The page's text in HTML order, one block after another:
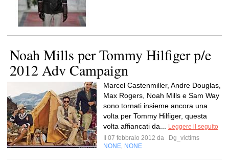
Noah Mills per Tommy Hilfiger p/e
2012 Adv Campaign
Marcel Castenmiller, Andre Douglas,
Max Rogers, Noah Mills e Sam Way
sono tornati insieme ancora una
volta per Tommy Hilfiger, questa
volta affiancati da...
Leggere il seguito
Il 07 febbraio 2012 da
Dg_victims
NONE NONE